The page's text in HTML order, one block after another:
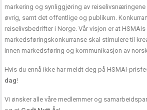
markering og synliggjøring av
øvrig, samt det offentlige og publikum.
reiselivsbedrifter i Norge. Vår visjon er at HSMAIs
markedsføringskonkurranse skal stimulere til
innen markedsføring og kommunikasjon av
Hvis du ennå ikke har meldt deg på HSMAI-
dag!
Vi ønsker alle våre medlemmer og